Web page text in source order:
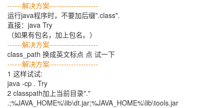
------解决方案--------------------
运行java程序时，不要加后缀".class".
直接：java Try
（如果有包名，加上包名。）
------解决方案--------------------
class_path 换成英文标点 点 试一下
------解决方案--------------------
1 这样试试:
java -cp . Try
2 classpath加上当前目录"."
.;%JAVA_HOME%\lib\dt.jar;%JAVA_HOME%\lib\tools.jar